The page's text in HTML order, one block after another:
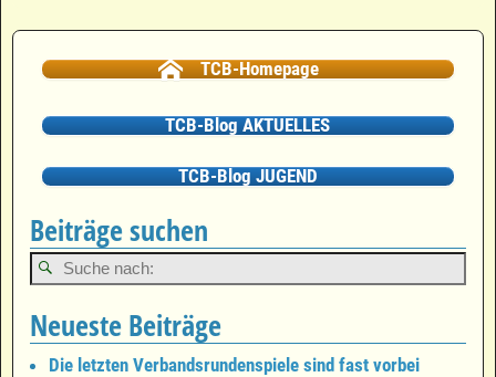
TCB-Homepage
TCB-Blog AKTUELLES
TCB-Blog JUGEND
Beiträge suchen
Neueste Beiträge
Die letzten Verbandsrundenspiele sind fast vorbei